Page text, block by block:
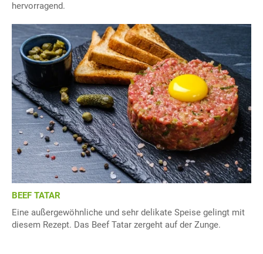
hervorragend.
BEEF TATAR
Eine außergewöhnliche und sehr delikate Speise gelingt mit
diesem Rezept. Das Beef Tatar zergeht auf der Zunge.